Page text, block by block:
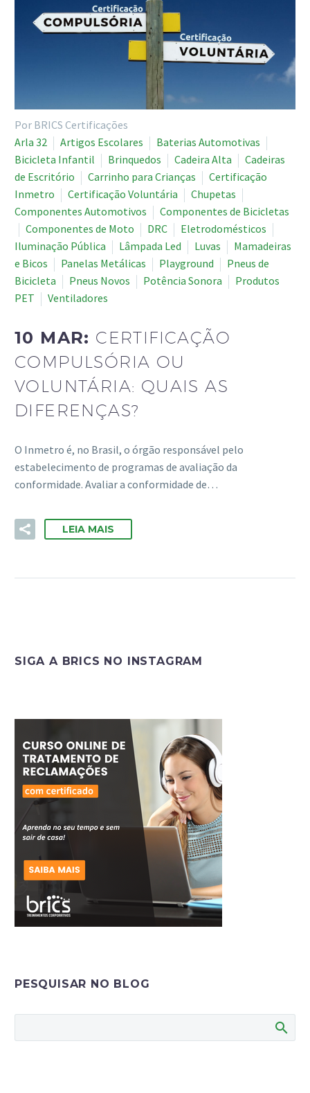
Por BRICS Certificações
Arla 32
Artigos Escolares
Baterias Automotivas
Bicicleta Infantil
Brinquedos Cadeira Alta
Cadeiras
de Escritório
Carrinho para Crianças
Certificação
Inmetro
Certificação Voluntária
Chupetas
Componentes Automotivos
Componentes de Bicicletas
Componentes de Moto
DRC
Eletrodomésticos
Iluminação Pública
Lâmpada Led Luvas
Mamadeiras
e Bicos
Panelas Metálicas Playground
Pneus de
Bicicleta
Pneus Novos Potência Sonora
Produtos
PET
Ventiladores
10 MAR: CERTIFICAÇÃO
COMPULSÓRIA OU
VOLUNTÁRIA: QUAIS AS
DIFERENÇAS?
O Inmetro é, no Brasil, o órgão responsável pelo
estabelecimento de programas de avaliação da
conformidade. Avaliar a conformidade de…
LEIA MAIS
SIGA A BRICS NO INSTAGRAM
PESQUISAR NO BLOG